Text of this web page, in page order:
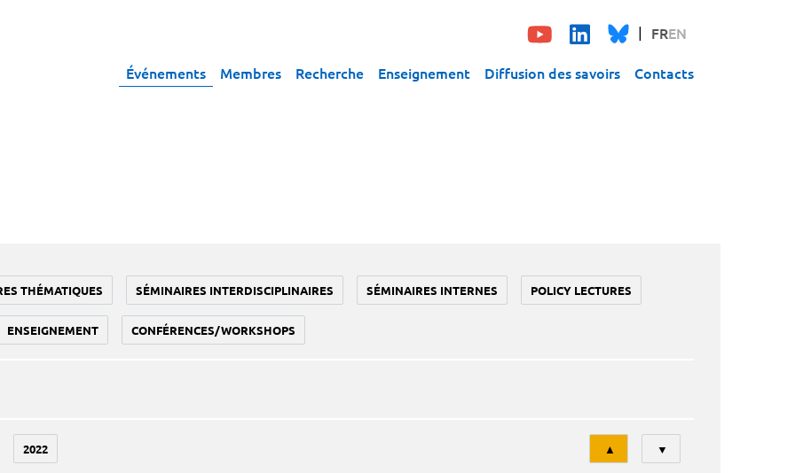
FREN
Événements Membres Recherche Enseignement Diffusion des savoirs Contacts
THÉMATIQUES SÉMINAIRES INTERDISCIPLINAIRES SÉMINAIRES INTERNES POLICY LECTURES
ENSEIGNEMENT CONFÉRENCES/WORKSHOPS
2022
Tri
▲ ▼